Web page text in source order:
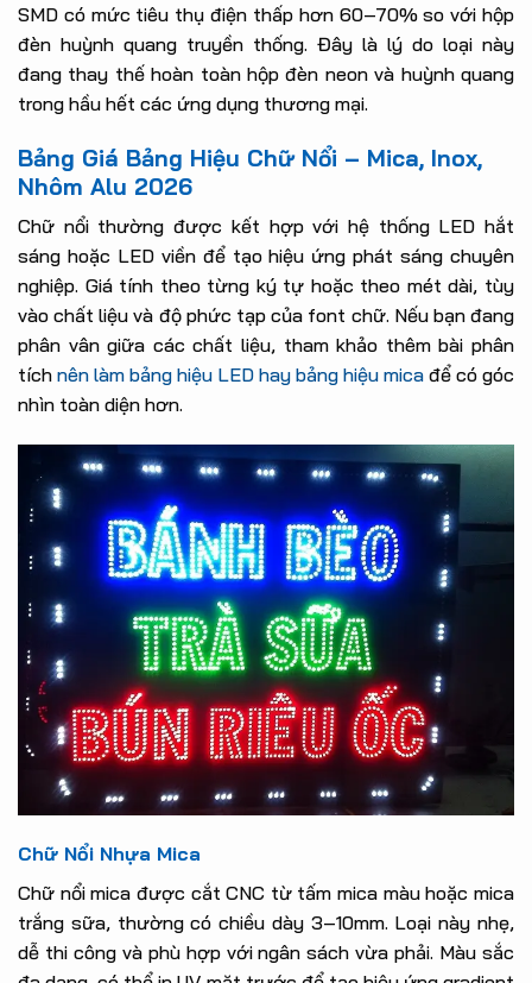
SMD có mức tiêu thụ điện thấp hơn 60–70% so với hộp
đèn huỳnh quang truyền thống. Đây là lý do loại này
đang thay thế hoàn toàn hộp đèn neon và huỳnh quang
trong hầu hết các ứng dụng thương mại.
Bảng Giá Bảng Hiệu Chữ Nổi – Mica, Inox,
Nhôm Alu 2026
Chữ nổi thường được kết hợp với hệ thống LED hắt
sáng hoặc LED viền để tạo hiệu ứng phát sáng chuyên
nghiệp. Giá tính theo từng ký tự hoặc theo mét dài, tùy
vào chất liệu và độ phức tạp của font chữ. Nếu bạn đang
phân vân giữa các chất liệu, tham khảo thêm bài phân
tích nên làm bảng hiệu LED hay bảng hiệu mica để có góc
nhìn toàn diện hơn.
Chữ Nổi Nhựa Mica
Chữ nổi mica được cắt CNC từ tấm mica màu hoặc mica
trắng sữa, thường có chiều dày 3–10mm. Loại này nhẹ,
dễ thi công và phù hợp với ngân sách vừa phải. Màu sắc